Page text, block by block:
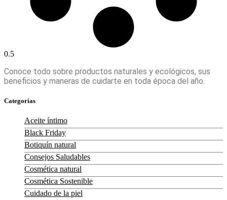
Conoce todo sobre productos naturales y ecológicos, sus
beneficios y maneras de cuidarte en toda época del año.
Categorías
Aceite íntimo
Black Friday
Botiquín natural
Consejos Saludables
Cosmética natural
Cosmética Sostenible
Cuidado de la piel